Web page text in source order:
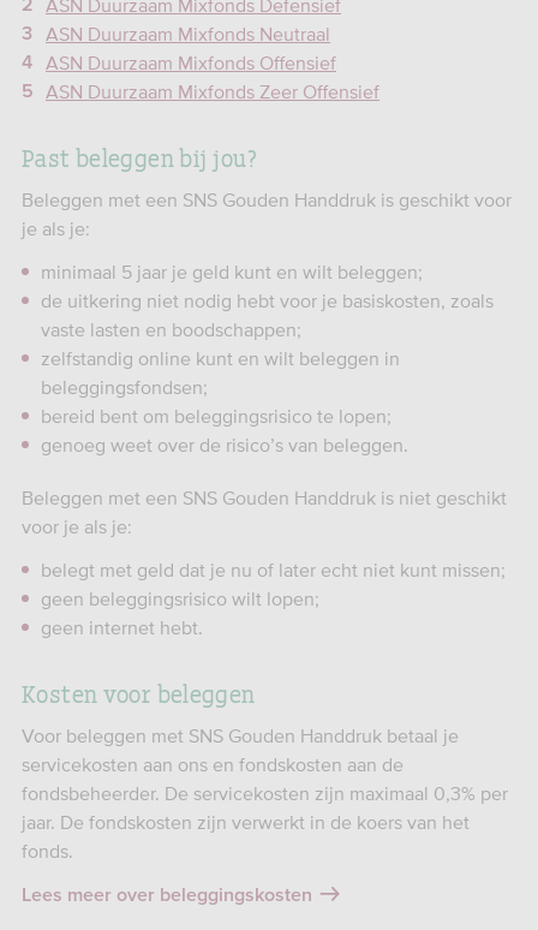
ASN Duurzaam Mixfonds Defensief
ASN Duurzaam Mixfonds Neutraal
ASN Duurzaam Mixfonds Offensief
ASN Duurzaam Mixfonds Zeer Offensief
Past beleggen bij jou?
Beleggen met een SNS Gouden Handdruk is geschikt voor
je als je:
minimaal 5 jaar je geld kunt en wilt beleggen;
de uitkering niet nodig hebt voor je basiskosten, zoals
vaste lasten en boodschappen;
zelfstandig online kunt en wilt beleggen in
beleggingsfondsen;
bereid bent om beleggingsrisico te lopen;
genoeg weet over de risico’s van beleggen.
Beleggen met een SNS Gouden Handdruk is niet geschikt
voor je als je:
belegt met geld dat je nu of later echt niet kunt missen;
geen beleggingsrisico wilt lopen;
geen internet hebt.
Kosten voor beleggen
Voor beleggen met SNS Gouden Handdruk betaal je
servicekosten aan ons en fondskosten aan de
fondsbeheerder. De servicekosten zijn maximaal 0,3% per
jaar. De fondskosten zijn verwerkt in de koers van het
fonds.
Lees meer over beleggingskosten